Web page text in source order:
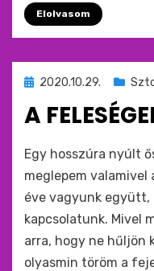
Elolvasom
Beküldve
:
2020.10.29.
A
by monkey
Egy hosszúra nyúlt
meglepem valamivel
éve vagyunk együtt,
kapcsolatunk. Mivel
arra, hogy ne hűljön
olyasmin töröm a